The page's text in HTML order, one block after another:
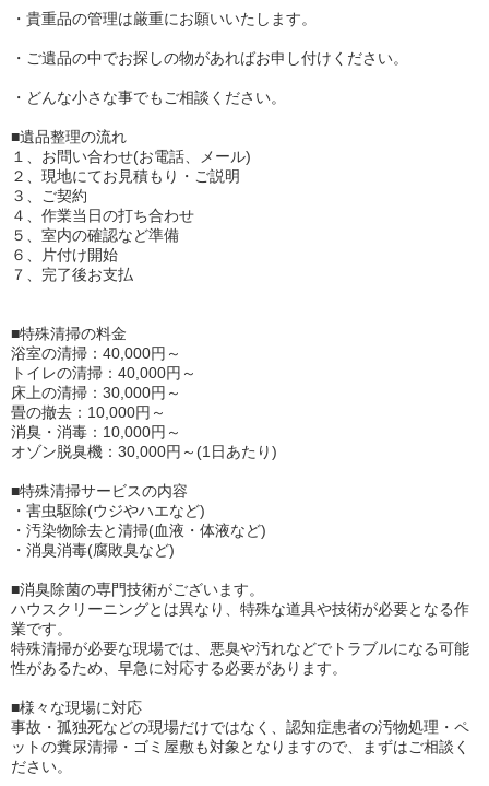
・貴重品の管理は厳重にお願いいたします。
・ご遺品の中でお探しの物があればお申し付けください。
・どんな小さな事でもご相談ください。
■遺品整理の流れ
１、お問い合わせ(お電話、メール)
２、現地にてお見積もり・ご説明
３、ご契約
４、作業当日の打ち合わせ
５、室内の確認など準備
６、片付け開始
７、完了後お支払
■特殊清掃の料金
浴室の清掃：40,000円～
トイレの清掃：40,000円～
床上の清掃：30,000円～
畳の撤去：10,000円～
消臭・消毒：10,000円～
オゾン脱臭機：30,000円～(1日あたり)
■特殊清掃サービスの内容
・害虫駆除(ウジやハエなど)
・汚染物除去と清掃(血液・体液など)
・消臭消毒(腐敗臭など)
■消臭除菌の専門技術がございます。
ハウスクリーニングとは異なり、特殊な道具や技術が必要となる作
業です。
特殊清掃が必要な現場では、悪臭や汚れなどでトラブルになる可能
性があるため、早急に対応する必要があります。
■様々な現場に対応
事故・孤独死などの現場だけではなく、認知症患者の汚物処理・ペ
ットの糞尿清掃・ゴミ屋敷も対象となりますので、まずはご相談く
ださい。